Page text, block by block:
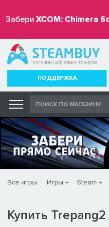
Забери XCOM: Chimera
ПОДДЕРЖКА
Все игры Игры Steam
Купить